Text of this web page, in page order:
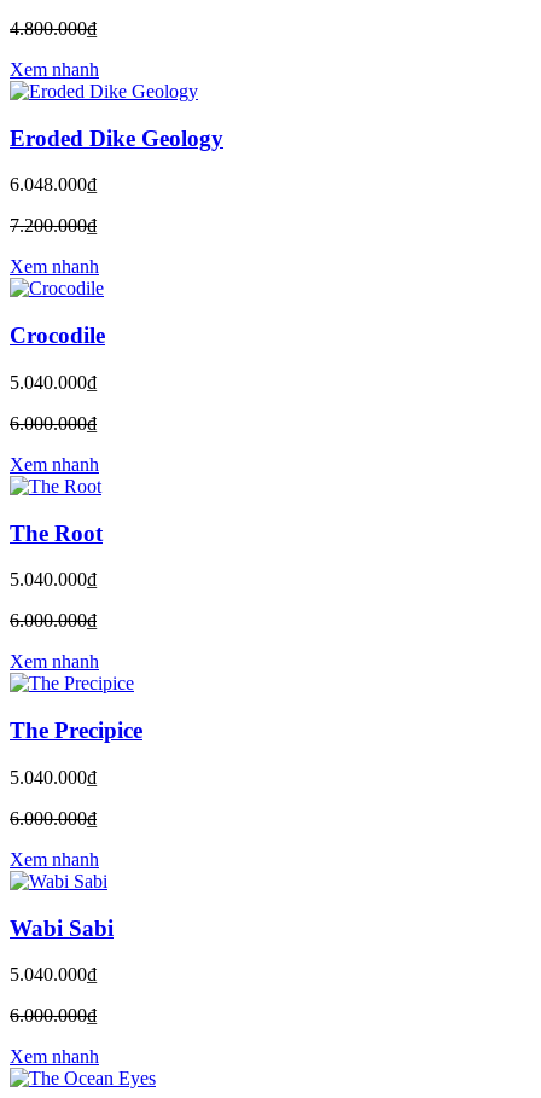
4.800.000₫
Xem nhanh
Eroded Dike Geology
6.048.000₫
7.200.000₫
Xem nhanh
Crocodile
5.040.000₫
6.000.000₫
Xem nhanh
The Root
5.040.000₫
6.000.000₫
Xem nhanh
The Precipice
5.040.000₫
6.000.000₫
Xem nhanh
Wabi Sabi
5.040.000₫
6.000.000₫
Xem nhanh